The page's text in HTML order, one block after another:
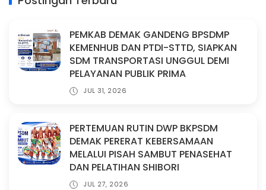
PEMKAB DEMAK GANDENG BPSDMP
KEMENHUB DAN PTDI-STTD, SIAPKAN
SDM TRANSPORTASI UNGGUL DEMI
PELAYANAN PUBLIK PRIMA
JUL 31, 2026
PERTEMUAN RUTIN DWP BKPSDM
DEMAK PERERAT KEBERSAMAAN
MELALUI PISAH SAMBUT PENASEHAT
DAN PELATIHAN SHIBORI
JUL 27, 2026